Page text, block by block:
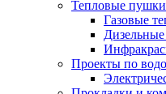
Тепловые пушки
Газовые
Проекты по